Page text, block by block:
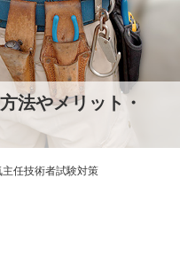
法やメリット・
主任技術者試験対策